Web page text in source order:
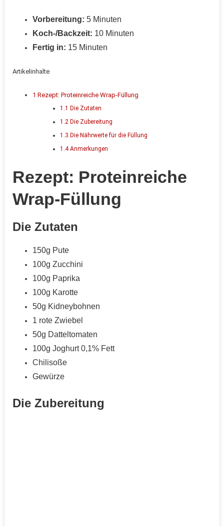
Vorbereitung: 5 Minuten
Koch-/Backzeit: 10 Minuten
Fertig in: 15 Minuten
Artikelinhalte
1 Rezept: Proteinreiche Wrap-Füllung
1.1 Die Zutaten
1.2 Die Zubereitung
1.3 Die Nährwerte für die Füllung
1.4Anmerkungen
Rezept: Proteinreiche
Wrap-Füllung
Die Zutaten
150g Pute
100g Zucchini
100g Paprika
100g Karotte
50g Kidneybohnen
1 rote Zwiebel
50g Datteltomaten
100g Joghurt 0,1% Fett
Chilisoße
Gewürze
Die Zubereitung